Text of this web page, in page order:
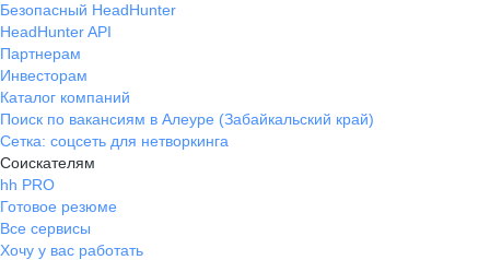
Безопасный HeadHunter
HeadHunter API
Партнерам
Инвесторам
Каталог компаний
Поиск по вакансиям в Алеуре (Забайкальский край)
Сетка: соцсеть для нетворкинга
Соискателям
hh PRO
Готовое резюме
Все сервисы
Хочу у вас работать